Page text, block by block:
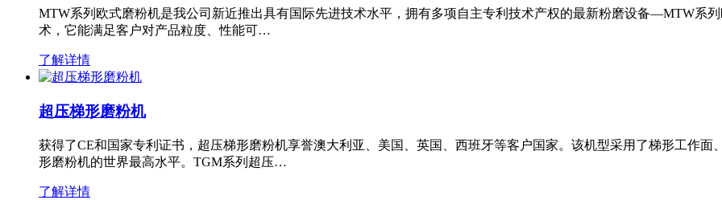
MTW系列欧式磨粉机是我公司新近推出具有国际先进技术水平，拥有多项自主专利技术产权的最新粉磨设备—MTW系
术，它能满足客户对产品粒度、性能可…
了解详情
超压梯形磨粉机
获得了CE和国家专利证书，超压梯形磨粉机享誉澳大利亚、美国、英国、西班牙等客户国家。该机型采用了梯形工作
形磨粉机的世界最高水平。TGM系列超压…
了解详情